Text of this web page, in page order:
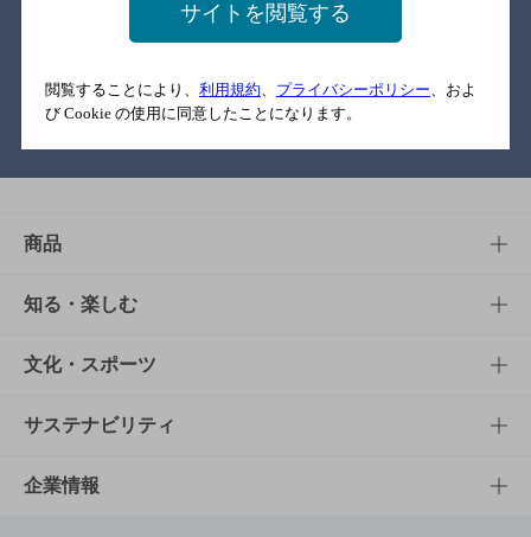
関連リンク
商品
商品TOP
商品一覧
商品発売情報
栄養成分一覧
知る・楽しむ
知る・楽しむTOP
キャンペーン
工場見学
文化・スポーツ
文化・スポーツTOP
サントリーホール
サステナビリティ
サステナビリティTOP
企業情報
サイトを閲覧する
閲覧することにより、 利用規約、 プライバシーポリシー、およ
び Cookie の使用に同意したことになります。